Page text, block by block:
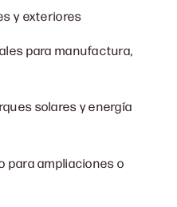
y exteriores
para manufactura,
solares y energía
para ampliaciones o